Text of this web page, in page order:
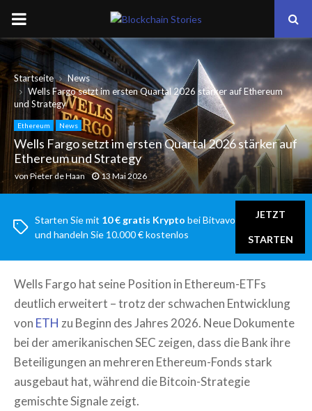
PRIMARY
MENU
Startseite
News
Wells Fargo setzt im ersten Quartal 2026 stärker auf Ethereum
und Strategy
Ethereum News
Wells Fargo setzt im ersten Quartal 2026 stärker auf
Ethereum und Strategy
vonPieter de Haan 13 Mai 2026
Starten Sie mit 10 € gratis Krypto bei Bitvavo
und handeln Sie 10.000 € kostenlos
JETZT
STARTEN
Wells Fargo hat seine Position in Ethereum-ETFs
deutlich erweitert – trotz der schwachen Entwicklung
von ETH zu Beginn des Jahres 2026. Neue Dokumente
bei der amerikanischen SEC zeigen, dass die Bank ihre
Beteiligungen an mehreren Ethereum-Fonds stark
ausgebaut hat, während die Bitcoin-Strategie
gemischte Signale zeigt.